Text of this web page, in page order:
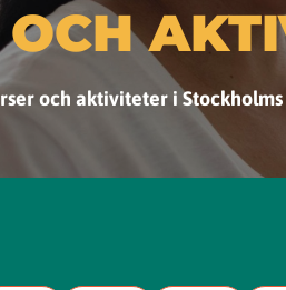
OCH
och aktiviteter i